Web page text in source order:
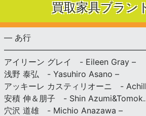
買取家具ブラン
— あ行
アイリーン グレイ - Eileen Gray –
浅野 泰弘 - Yasuhiro Asano –
アッキーレ カスティリオーニ -
安積 伸＆朋子 - Shin
穴沢 道雄 - Michio Anazawa –